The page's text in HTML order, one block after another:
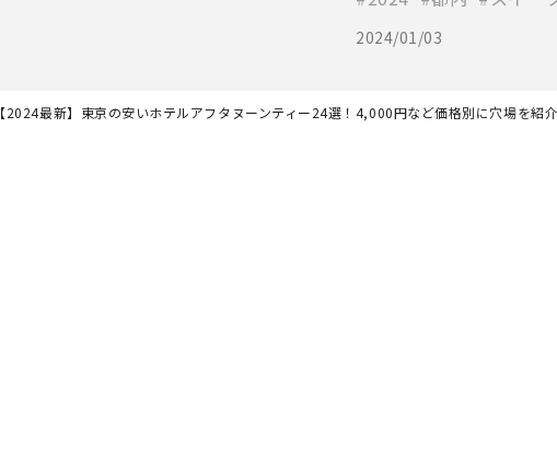
2024/01/03
【2024最新】東京の安いホテルアフタヌーンティー24選！4,000円など価格別に穴場を紹介